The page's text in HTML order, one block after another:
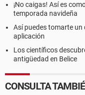
¡No caigas! Así es
temporada navideña
Así puedes tomarte un
aplicación
Los científicos
antigüedad en Belice
CONSULTA